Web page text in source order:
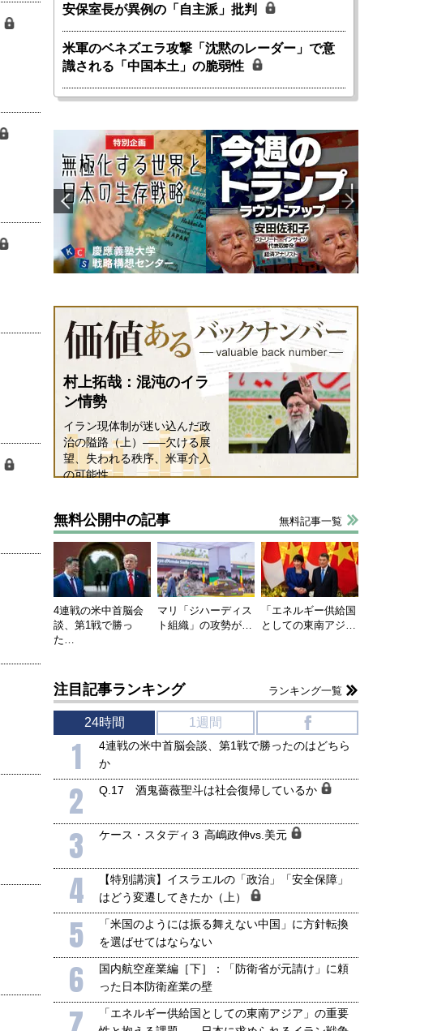
安保室長が異例の「自主派」批判
米軍のベネズエラ攻撃「沈黙のレーダー」で意
識される「中国本土」の脆弱性
村上拓哉：混沌のイラ
ン情勢
イラン現体制が迷い込んだ政
治の隘路（上）――欠ける展
望、失われる秩序、米軍介入
の可能性
無料公開中の記事 無料記事一覧
4連戦の米中首脳会
談、第1戦で勝っ
た…
マリ「ジハーディス
ト組織」の攻勢が…
「エネルギー供給国
としての東南アジ…
注目記事ランキング ランキング一覧
24時間 1週間
1
4連戦の米中首脳会談、第1戦で勝ったのはどちら
か
2 Q.17 酒鬼薔薇聖斗は社会復帰しているか
3 ケース・スタディ３ 高嶋政伸vs.美元
4
【特別講演】イスラエルの「政治」「安全保障」
はどう変遷してきたか（上）
5
「米国のようには振る舞えない中国」に方針転換
を選ばせてはならない
6
国内航空産業編［下］：「防衛省が元請け」に頼
った日本防衛産業の壁
「エネルギー供給国としての東南アジア」の重要